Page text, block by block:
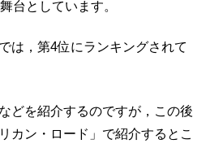
台としています。
は，第4位にランキングされて
どを紹介するのですが，この後
カン・ロード」で紹介するとこ